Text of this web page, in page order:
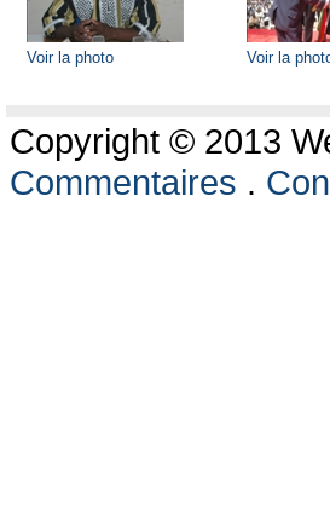
Voir la photo Voir la
Copyright © 2013
Commentaires .